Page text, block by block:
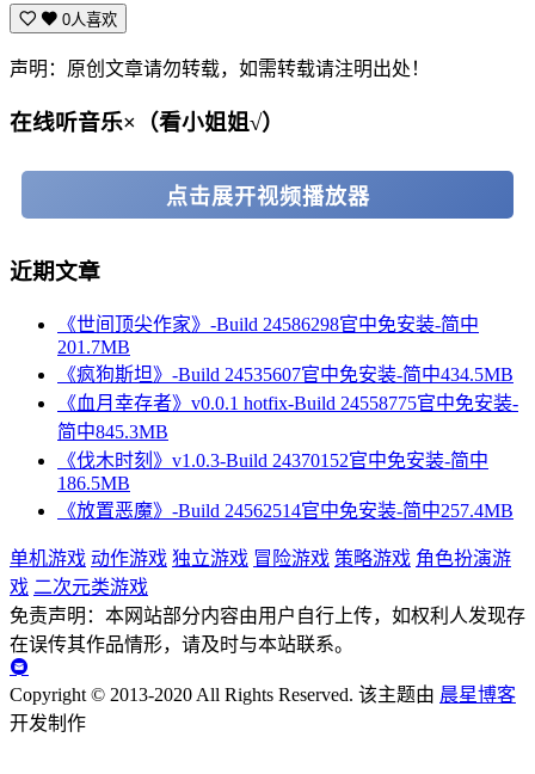
0人喜欢
声明：原创文章请勿转载，如需转载请注明出处！
在线听音乐×（看小姐姐√）
点击展开视频播放器
近期文章
《世间顶尖作家》-Build 24586298官中免安装-简中
201.7MB
《疯狗斯坦》-Build 24535607官中免安装-简中434.5MB
《血月幸存者》v0.0.1 hotfix-Build 24558775官中免安装-
简中845.3MB
《伐木时刻》v1.0.3-Build 24370152官中免安装-简中
186.5MB
《放置恶魔》-Build 24562514官中免安装-简中257.4MB
单机游戏 动作游戏 独立游戏 冒险游戏 策略游戏 角色扮演游
戏 二次元类游戏
免责声明：本网站部分内容由用户自行上传，如权利人发现存
在误传其作品情形，请及时与本站联系。
Copyright © 2013-2020 All Rights Reserved. 该主题由 晨星博客
开发制作